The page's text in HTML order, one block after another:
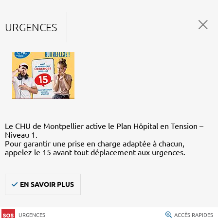
URGENCES
Le CHU de Montpellier active le Plan Hôpital en Tension –
Niveau 1.
Pour garantir une prise en charge adaptée à chacun,
appelez le 15 avant tout déplacement aux urgences.
EN SAVOIR PLUS
URGENCES ACCÈS RAPIDES